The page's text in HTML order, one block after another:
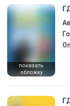
показать
обложку